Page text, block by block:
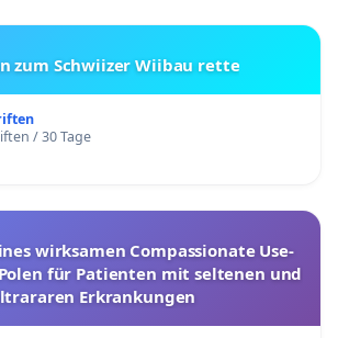
zum Schwiizer Wiibau rette
/ 30 Tage
wirksamen Compassionate Use-
für Patienten mit seltenen und
Erkrankungen